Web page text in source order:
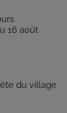
16 août
du village